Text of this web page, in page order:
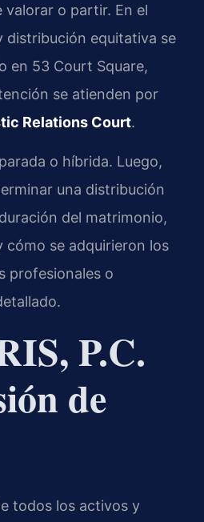
o partir. En el
distribución equitativa se
en 53 Court Square,
se atienden por
Relations Court.
o híbrida. Luego,
una distribución
del matrimonio,
cómo se adquirieron los
profesionales o
P.C.
de
todos los activos y